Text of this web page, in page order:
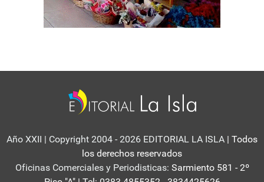
Año XXII | Copyright 2004 - 2026 EDITORIAL LA ISLA | Todos
los derechos reservados
Oficinas Comerciales y Periodisticas: Sarmiento 581 - 2º